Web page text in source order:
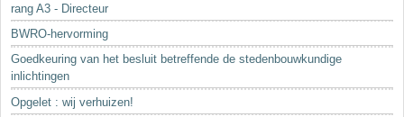
rang A3 - Directeur
BWRO-hervorming
Goedkeuring van het besluit betreffende de stedenbouwkundige
inlichtingen
Opgelet : wij verhuizen!